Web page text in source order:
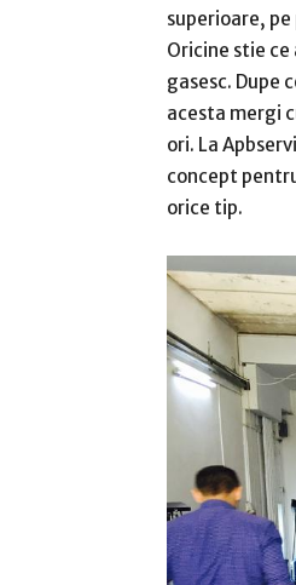
superioare,
Oricine stie ce
gasesc. Dupe
acesta mergi
ori. La
concept
orice tip.